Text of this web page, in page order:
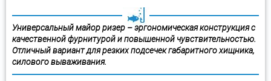
Универсальный майор ризер – эргономическая конструкция с
качественной фурнитурой и повышенной чувствительностью.
Отличный вариант для резких подсечек габаритного хищника,
силового вываживания.